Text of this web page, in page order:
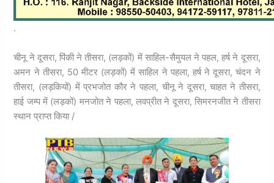
.
चीनू ने दूसरा, पिंकी ने तीसरा, (लड़कों) में साहिल-सैमुयल ने पहल, हर्ष ने दूसरा,
अमन ने तीसरा, 50 मीटर (लड़कों) में साहिल ने पहला, हर्ष ने दूसरा, चंदन ने
तीसरा, (लड़कियों) में प्रभजोत कौर ने पहला, चीनू ने दूसरा, चाहत ने तीसरा,
हाई जम्प में (लड़कों) मनजोत ने पहला, लवप्रीत ने दूसरा, सिमरनजीत ने तीसरा
स्थान प्राप्त किया /